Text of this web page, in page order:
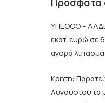
Πρόσφατα
ΥΠΕΘΟΟ –
εκατ. ευρώ σε
αγορά
Κρήτη:
Αυγούστου τα